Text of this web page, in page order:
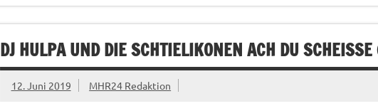
DJ HULPA UND DIE SCHTIELIKONEN ACH DU
12. Juni 2019 MHR24 Redaktion